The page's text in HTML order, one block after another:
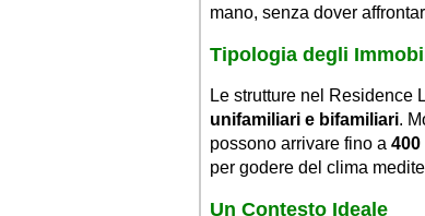
mano, senza dover
Tipologia degli
Le strutture nel Residence
unifamiliari e bifamiliari.
possono arrivare fino a 400
per godere del clima
Un Contesto Ideale